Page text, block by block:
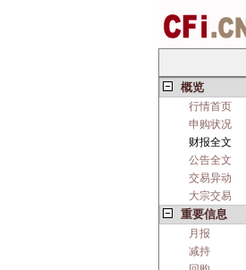
概览
行情首页
申购状况
财报全文
公告全文
交易异动
大宗交易
重要信息
月报
减持